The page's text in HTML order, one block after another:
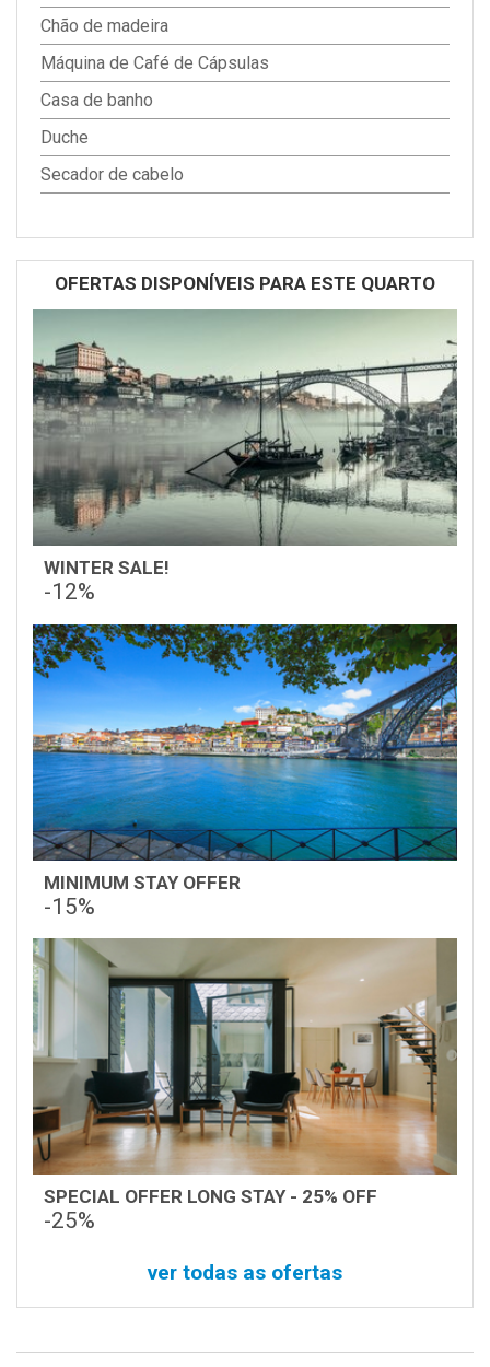
Chão de madeira
Máquina de Café de Cápsulas
Casa de banho
Duche
Secador de cabelo
OFERTAS DISPONÍVEIS PARA ESTE QUARTO
WINTER SALE!
-12%
MINIMUM STAY OFFER
-15%
SPECIAL OFFER LONG STAY - 25% OFF
-25%
ver todas as ofertas